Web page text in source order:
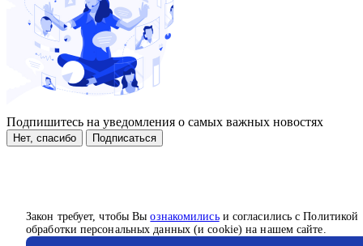
Закон требует, чтобы Выознакомилисьи согласились с Политикой
обработки персональных данных (и cookie) на нашем сайте.
Подпишитесь на уведомления о самых важных новостях
Нет, спасибо Подписаться